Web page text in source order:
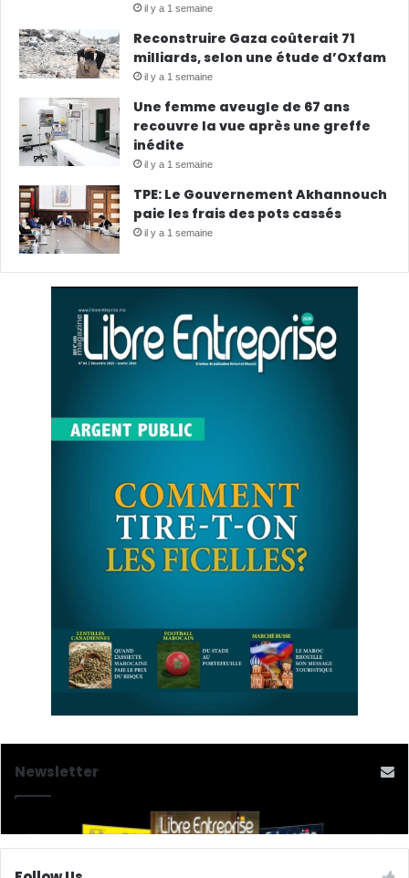
il y a 1 semaine
Reconstruire Gaza coûterait 71
milliards, selon une étude d’Oxfam
il y a 1 semaine
Une femme aveugle de 67 ans
recouvre la vue après une greffe
inédite
il y a 1 semaine
TPE: Le Gouvernement Akhannouch
paie les frais des pots cassés
il y a 1 semaine
Newsletter